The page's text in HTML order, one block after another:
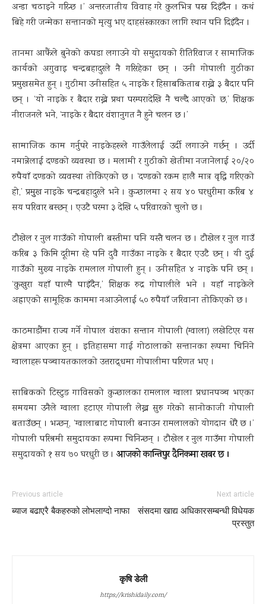
अन्डा चढाइने गरिन्छ ।’ अन्तरजातीय विवाह गरे कुलभित्र पस्न दिइँदैन । कथं
बिहे गरी जन्मेका सन्तानको मृत्यु भए दाहसंस्कारका लागि स्थान पनि दिइँदैन ।
तानमा आफैंले बुनेको कपडा लगाउने यो समुदायको रीतिरिवाज र सामाजिक
कार्यको अगुवाइ चन्द्रबहादुरले नै गरिरहेका छन् । उनी गोपाली गुठीका
प्रमुखसमेत हुन् । गुठीमा उनीसहित ५ नाइके र हिसाबकिताब राख्ने ३ बैदार पनि
छन् । ‘यो नाइके र बैदार राख्ने प्रथा परम्परादेखि नै चल्दै आएको छ,’ शिक्षक
नीराजनले भने, ‘नाइके र बैदार वंशानुगत नै हुने चलन छ ।’
सामाजिक काम गर्नुपरे नाइकेहरूले गाउँलेलाई उर्दी लगाउने गर्छन् । उर्दी
नमान्नेलाई दण्डको व्यवस्था छ । मलामी र गुठीको खेतीमा नजानेलाई २०/२०
रुपैयाँ दण्डको व्यवस्था तोकिएको छ । ‘दण्डको रकम हालै मात्र वृद्धि गरिएको
हो,’ प्रमुुख नाइके चन्द्रबहादुरले भने । कुन्छालमा २ सय ४० घरधुरीमा करिब ४
सय परिवार बस्छन् । एउटै घरमा ३ देखि ५ परिवारको चुलो छ ।
टौखेल र नुल गाउँको गोपाली बस्तीमा पनि यस्तै चलन छ । टौखेल र नुल गाउँ
करिब ३ किमि दूरीमा रहे पनि दुवै गाउँका नाइके र बैदार एउटै छन् । यी दुई
गाउँको मुख्य नाइके रामलाल गोपाली हुन् । उनीसहित ४ नाइके पनि छन् ।
‘कुखुरा यहाँ पाल्नै पाइँदैन,’ शिक्षक रुद्र गोपालीले भने । यहाँ नाइकेले
अह्राएको सामूहिक काममा नआउनेलाई ५० रुपैयाँ जरिवाना तोकिएको छ ।
काठमाडौंमा राज्य गर्ने गोपाल वंशका सन्तान गोपाली (ग्वाला) लखेटिएर यस
क्षेत्रमा आएका हुन् । इतिहासमा गाई गोठालाको सन्तानका रूपमा चिनिने
ग्वालाहरू पञ्चायतकालको उत्तराद्र्धमा गोपालीमा परिणत भए ।
साबिकको टिस्टुङ गाविसको कुन्छालका रामलाल ग्वाला प्रधानपञ्च भएका
समयमा उनैले ग्वाला हटाएर गोपाली लेख्न सुरु गरेको सानोकाजी गोपाली
बताउँछन् । भन्छन्, ‘ग्वालाबाट गोपाली बनाउन रामलालको योगदान धेरै छ ।’
गोपाली परिश्रमी समुदायका रूपमा चिनिन्छन् । टौखेल र नुल गाउँमा गोपाली
समुदायको १ सय ७० घरधुरी छ । आजको कान्तिपुर दैनिकमा खबर छ ।
Previous article
ब्याज बढाएरै बैकहरुको लोभलाग्दो नाफा
Next article
संसदमा खाद्य अधिकारसम्बन्धी विधेयक
प्रस्तुत
कृषि डेली
https://krishidaily.com/